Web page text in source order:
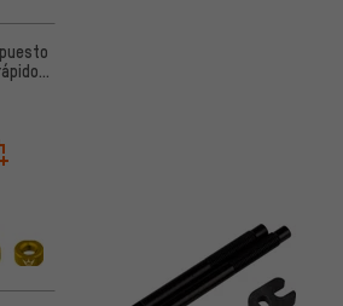
4 de 5 basada en 1 reseñas
5 de 5 basada en 7 reseñas